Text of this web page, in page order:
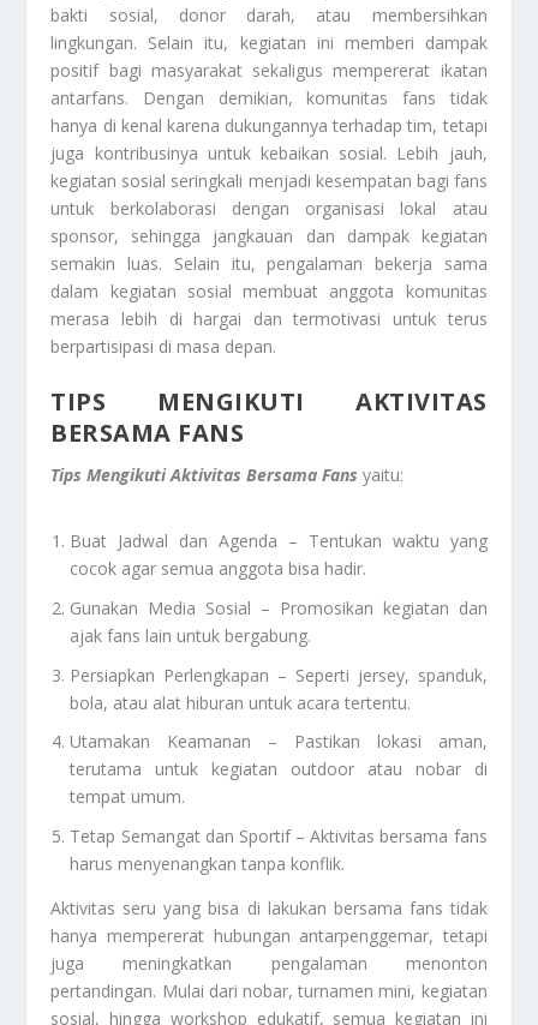
bakti sosial, donor darah, atau membersihkan
lingkungan. Selain itu, kegiatan ini memberi dampak
positif bagi masyarakat sekaligus mempererat ikatan
antarfans. Dengan demikian, komunitas fans tidak
hanya di kenal karena dukungannya terhadap tim, tetapi
juga kontribusinya untuk kebaikan sosial. Lebih jauh,
kegiatan sosial seringkali menjadi kesempatan bagi fans
untuk berkolaborasi dengan organisasi lokal atau
sponsor, sehingga jangkauan dan dampak kegiatan
semakin luas. Selain itu, pengalaman bekerja sama
dalam kegiatan sosial membuat anggota komunitas
merasa lebih di hargai dan termotivasi untuk terus
berpartisipasi di masa depan.
TIPS MENGIKUTI AKTIVITAS
BERSAMA FANS
Tips Mengikuti Aktivitas Bersama Fans yaitu:
Buat Jadwal dan Agenda – Tentukan waktu yang
cocok agar semua anggota bisa hadir.
Gunakan Media Sosial – Promosikan kegiatan dan
ajak fans lain untuk bergabung.
Persiapkan Perlengkapan – Seperti jersey, spanduk,
bola, atau alat hiburan untuk acara tertentu.
Utamakan Keamanan – Pastikan lokasi aman,
terutama untuk kegiatan outdoor atau nobar di
tempat umum.
Tetap Semangat dan Sportif – Aktivitas bersama fans
harus menyenangkan tanpa konflik.
Aktivitas seru yang bisa di lakukan bersama fans tidak
hanya mempererat hubungan antarpenggemar, tetapi
juga meningkatkan pengalaman menonton
pertandingan. Mulai dari nobar, turnamen mini, kegiatan
sosial, hingga workshop edukatif, semua kegiatan ini